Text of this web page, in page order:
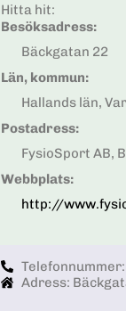
Hitta hit:
Besöksadress:
Bäckgatan 22
Län, kommun:
Hallands län,
Postadress:
FysioSport AB,
Webbplats:
http://
Telefonnummer:
Adress: